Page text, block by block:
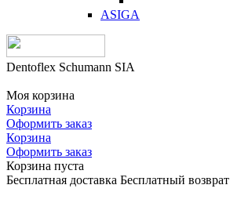
ASIGA
Dentoflex Schumann SIA
Моя корзина
Корзина
Оформить заказ
Корзина
Оформить заказ
Корзина пуста
Бесплатная доставка Бесплатный возврат